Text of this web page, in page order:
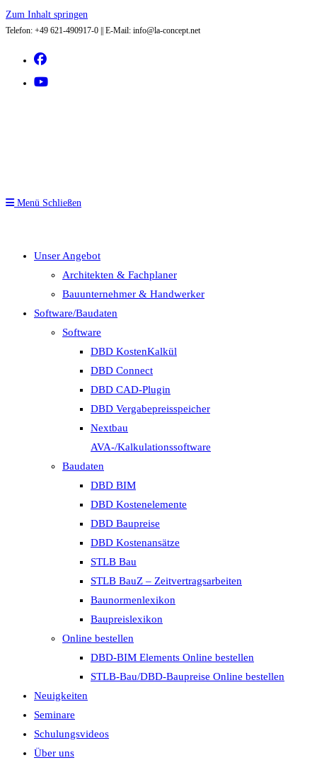
Zum Inhalt springen
Telefon: +49 621-490917-0 || E-Mail: info@la-concept.net
Menü Schließen
Unser Angebot
Architekten & Fachplaner
Bauunternehmer & Handwerker
Software/Baudaten
Software
DBD KostenKalkül
DBD Connect
DBD CAD-Plugin
DBD Vergabepreisspeicher
Nextbau
AVA-/Kalkulationssoftware
Baudaten
DBD BIM
DBD Kostenelemente
DBD Baupreise
DBD Kostenansätze
STLB Bau
STLB BauZ – Zeitvertragsarbeiten
Baunormenlexikon
Baupreislexikon
Online bestellen
DBD-BIM Elements Online bestellen
STLB-Bau/DBD-Baupreise Online bestellen
Neuigkeiten
Seminare
Schulungsvideos
Über uns